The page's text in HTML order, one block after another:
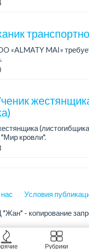
«ALMATY MAI»
тенге на руки.
кровли".
обучится профессии у
Условия
- копирование
Рубрики